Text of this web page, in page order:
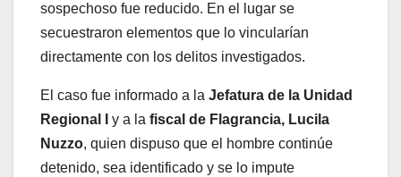
sospechoso fue reducido. En el lugar se
secuestraron elementos que lo vincularían
directamente con los delitos investigados.
El caso fue informado a la Jefatura de la Unidad
Regional I
y a la fiscal de Flagrancia, Lucila
Nuzzo, quien dispuso que el hombre continúe
detenido, sea identificado y se lo impute